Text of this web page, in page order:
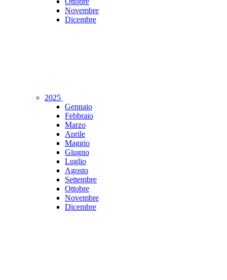
Novembre
Dicembre
2025
Gennaio
Febbraio
Marzo
Aprile
Maggio
Giugno
Luglio
Agosto
Settembre
Ottobre
Novembre
Dicembre